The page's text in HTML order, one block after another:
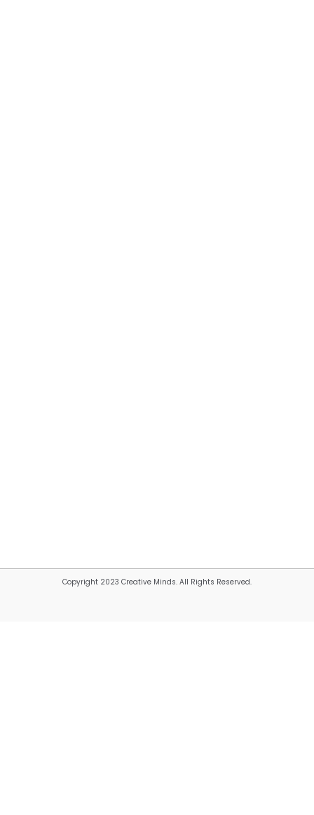
Copyright 2023 Creative Minds. All Rights Reserved.